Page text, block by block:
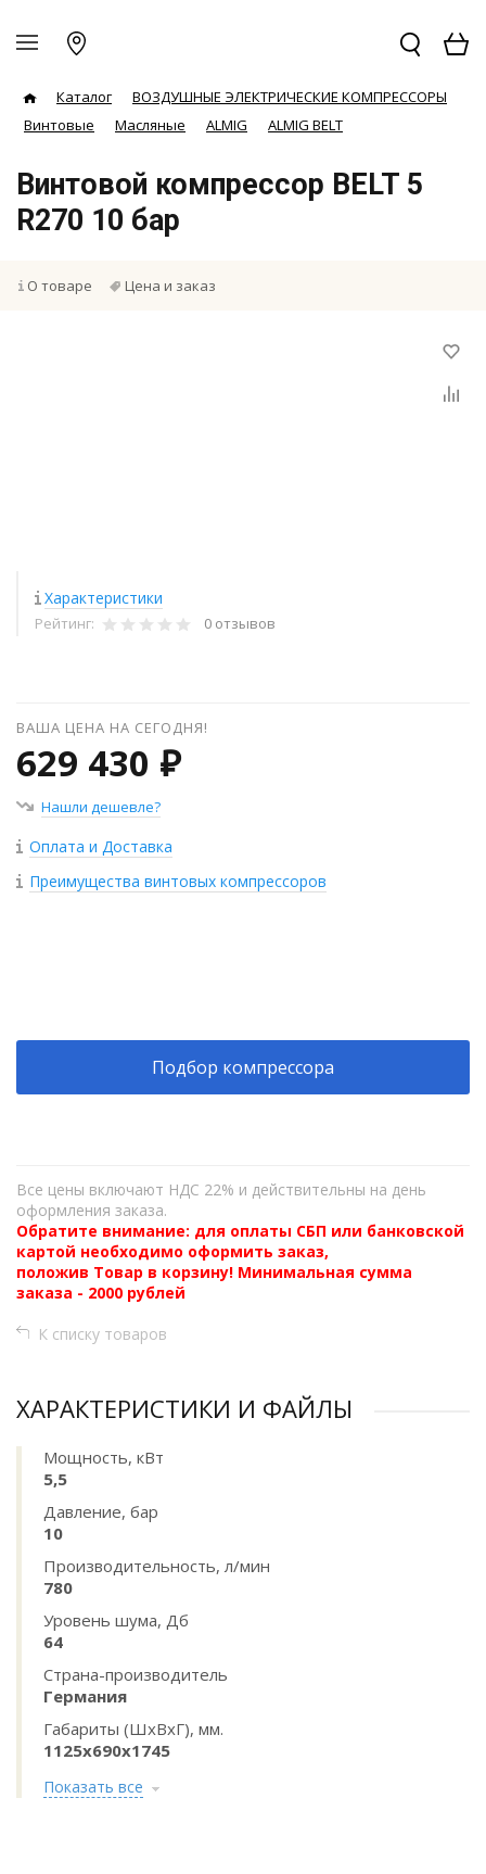
Каталог
ВОЗДУШНЫЕ ЭЛЕКТРИЧЕСКИЕ КОМПРЕССОРЫ
Винтовые
Масляные ALMIG ALMIG BELT
Винтовой компрессор BELT 5
R270 10 бар
О товаре Цена и заказ
Характеристики
Рейтинг: 0 отзывов
ВАША ЦЕНА НА СЕГОДНЯ!
629 430 ₽
Нашли дешевле?
Оплата и Доставка
Преимущества винтовых компрессоров
Подбор компрессора
Все цены включают НДС 22% и действительны на день
оформления заказа.
Обратите внимание: для оплаты СБП или банковской
картой необходимо оформить заказ,
положив Товар в корзину! Минимальная сумма
заказа - 2000 рублей
К списку товаров
ХАРАКТЕРИСТИКИ И ФАЙЛЫ
Мощность, кВт
5,5
Давление, бар
10
Производительность, л/мин
780
Уровень шума, Дб
64
Страна-производитель
Германия
Габариты (ШхВхГ), мм.
1125x690x1745
Показать все